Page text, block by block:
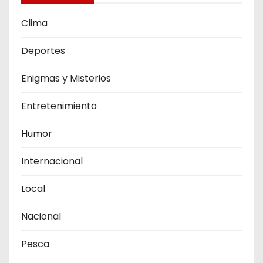
Clima
Deportes
Enigmas y Misterios
Entretenimiento
Humor
Internacional
Local
Nacional
Pesca